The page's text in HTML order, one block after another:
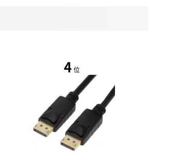
4 位